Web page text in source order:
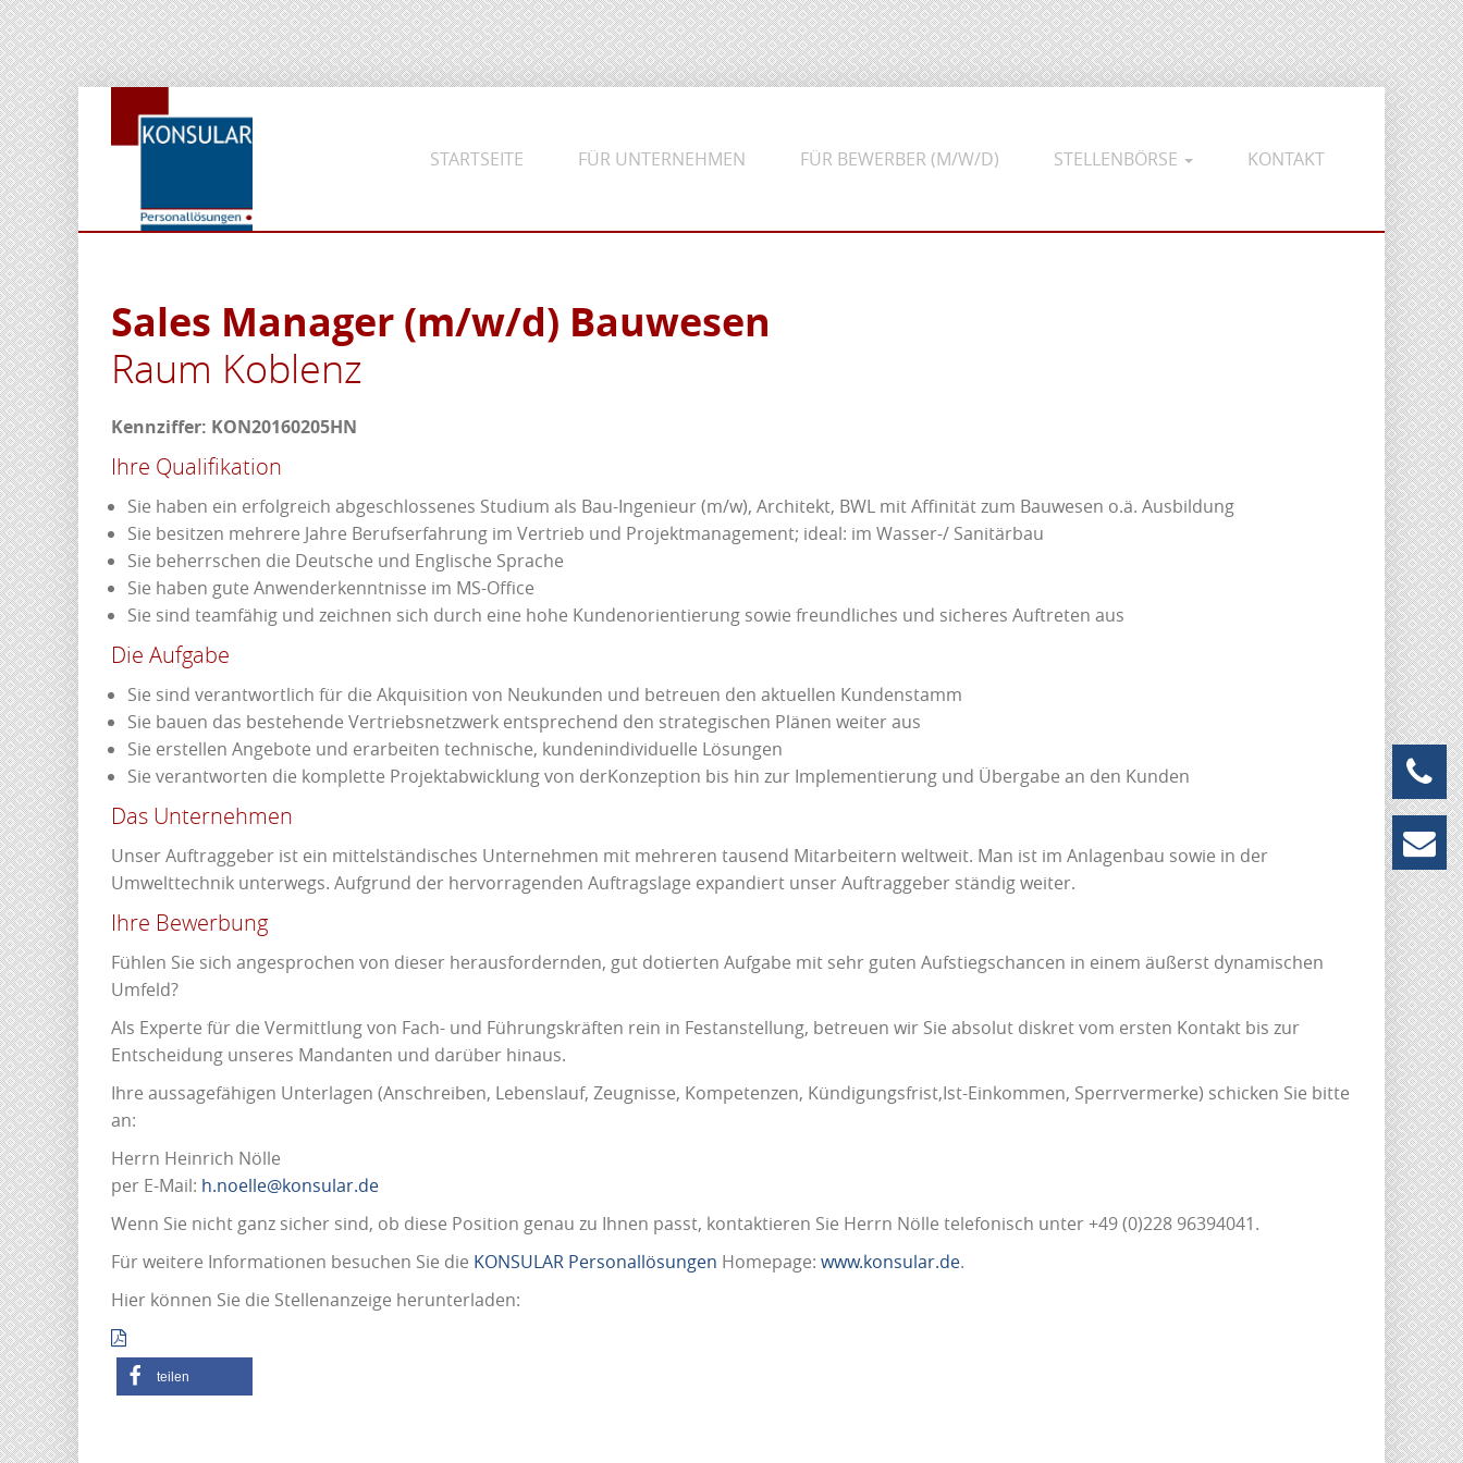
STARTSEITE FÜR UNTERNEHMEN FÜR BEWERBER (M/W/D) STELLENBÖRSE KONTAKT
Sales Manager (m/w/d) Bauwesen
Raum Koblenz
Kennziffer: KON20160205HN
Ihre Qualifikation
Sie haben ein erfolgreich abgeschlossenes Studium als Bau-Ingenieur (m/w), Architekt, BWL mit Affinität zum Bauwesen o.ä. Ausbildung
Sie besitzen mehrere Jahre Berufserfahrung im Vertrieb und Projektmanagement; ideal: im Wasser-/ Sanitärbau
Sie beherrschen die Deutsche und Englische Sprache
Sie haben gute Anwenderkenntnisse im MS-Office
Sie sind teamfähig und zeichnen sich durch eine hohe Kundenorientierung sowie freundliches und sicheres Auftreten aus
Die Aufgabe
Sie sind verantwortlich für die Akquisition von Neukunden und betreuen den aktuellen Kundenstamm
Sie bauen das bestehende Vertriebsnetzwerk entsprechend den strategischen Plänen weiter aus
Sie erstellen Angebote und erarbeiten technische, kundenindividuelle Lösungen
Sie verantworten die komplette Projektabwicklung von derKonzeption bis hin zur Implementierung und Übergabe an den Kunden
Das Unternehmen
Unser Auftraggeber ist ein mittelständisches Unternehmen mit mehreren tausend Mitarbeitern weltweit. Man ist im Anlagenbau sowie in der
Umwelttechnik unterwegs. Aufgrund der hervorragenden Auftragslage expandiert unser Auftraggeber ständig weiter.
Ihre Bewerbung
Fühlen Sie sich angesprochen von dieser herausfordernden, gut dotierten Aufgabe mit sehr guten Aufstiegschancen in einem äußerst dynamischen
Umfeld?
Als Experte für die Vermittlung von Fach- und Führungskräften rein in Festanstellung, betreuen wir Sie absolut diskret vom ersten Kontakt bis zur
Entscheidung unseres Mandanten und darüber hinaus.
Ihre aussagefähigen Unterlagen (Anschreiben, Lebenslauf, Zeugnisse, Kompetenzen, Kündigungsfrist,Ist-Einkommen, Sperrvermerke) schicken Sie bitte
an:
Herrn Heinrich Nölle
per E-Mail: h.noelle@konsular.de
Wenn Sie nicht ganz sicher sind, ob diese Position genau zu Ihnen passt, kontaktieren Sie Herrn Nölle telefonisch unter +49 (0)228 96394041.
Für weitere Informationen besuchen Sie die KONSULAR Personallösungen Homepage: www.konsular.de.
Hier können Sie die Stellenanzeige herunterladen:
teilen
+49